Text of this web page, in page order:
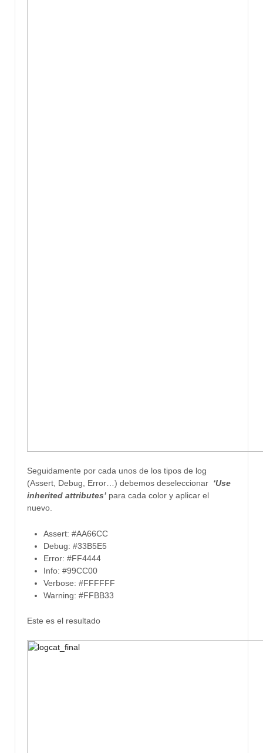
Seguidamente por cada unos de los tipos de log
(Assert, Debug, Error…) debemos deseleccionar ‘Use
inherited attributes’ para cada color y aplicar el
nuevo.
Assert: #AA66CC
Debug: #33B5E5
Error: #FF4444
Info: #99CC00
Verbose: #FFFFFF
Warning: #FFBB33
Este es el resultado